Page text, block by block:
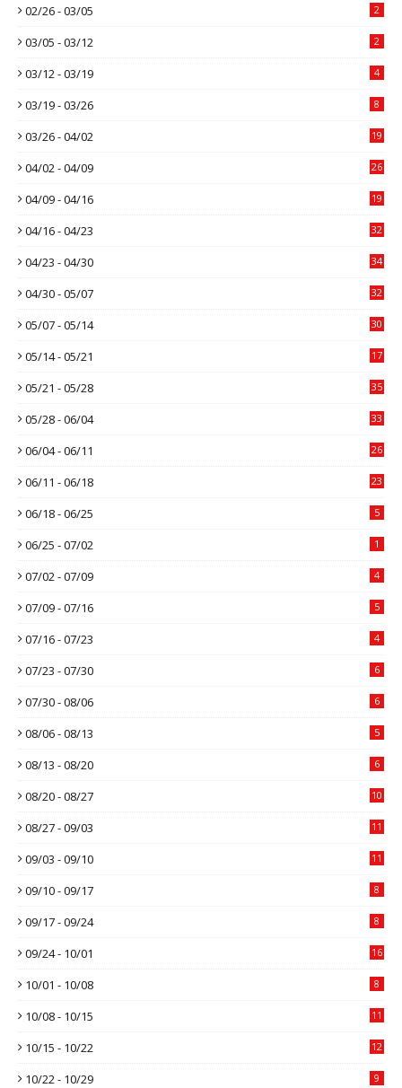
02/26 - 03/05 2
03/05 - 03/12 2
03/12 - 03/19 4
03/19 - 03/26 8
03/26 - 04/02 19
04/02 - 04/09 26
04/09 - 04/16 19
04/16 - 04/23 32
04/23 - 04/30 34
04/30 - 05/07 32
05/07 - 05/14 30
05/14 - 05/21 17
05/21 - 05/28 35
05/28 - 06/04 33
06/04 - 06/11 26
06/11 - 06/18 23
06/18 - 06/25 5
06/25 - 07/02 1
07/02 - 07/09 4
07/09 - 07/16 5
07/16 - 07/23 4
07/23 - 07/30 6
07/30 - 08/06 6
08/06 - 08/13 5
08/13 - 08/20 6
08/20 - 08/27 10
08/27 - 09/03 11
09/03 - 09/10 11
09/10 - 09/17 8
09/17 - 09/24 8
09/24 - 10/01 16
10/01 - 10/08 8
10/08 - 10/15 11
10/15 - 10/22 12
10/22 - 10/29 9